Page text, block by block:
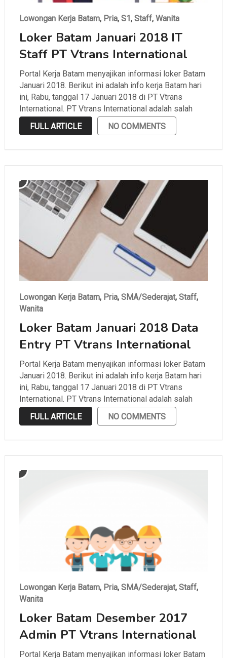
Lowongan Kerja Batam, Pria, S1, Staff, Wanita
Loker Batam Januari 2018 IT
Staff PT Vtrans International
Portal Kerja Batam menyajikan informasi loker Batam
Januari 2018. Berikut ini adalah info kerja Batam hari
ini, Rabu, tanggal 17 Januari 2018 di PT Vtrans
International. PT Vtrans International adalah salah
satu perusahaan yang bergerak di bidang ekspedisi
yang berlokasi di Batu Ampar. Portal Kerja Batam …
FULL ARTICLE NO COMMENTS
Lowongan Kerja Batam, Pria, SMA/Sederajat, Staff,
Wanita
Loker Batam Januari 2018 Data
Entry PT Vtrans International
Portal Kerja Batam menyajikan informasi loker Batam
Januari 2018. Berikut ini adalah info kerja Batam hari
ini, Rabu, tanggal 17 Januari 2018 di PT Vtrans
International. PT Vtrans International adalah salah
satu perusahaan yang bergerak di bidang ekspedisi
yang berlokasi di Batu Ampar. Portal Kerja Batam …
FULL ARTICLE NO COMMENTS
Lowongan Kerja Batam, Pria, SMA/Sederajat, Staff,
Wanita
Loker Batam Desember 2017
Admin PT Vtrans International
Portal Kerja Batam menyajikan informasi loker Batam